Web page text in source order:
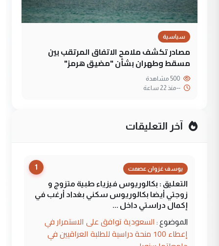
سياسية
مصادر تكشف ملامح الاتفاق المرتقب بين
مسقط وطهران بشأن "مضيق هرمز"
--منذ 22 ساعة
آخر التعليقات
1 يوسف غزوان عصمت
التعليق : بكالوريوس فيزياء طبية متزوج و
زوجتي أيضا بكالوريوس سكني بغداد أرغب في
إكمال دراستي داخل ...
الموضوع : السعودية توافق على الاستمرار في
إعطاء 100 منحة دراسية للطلبة العراقيين في